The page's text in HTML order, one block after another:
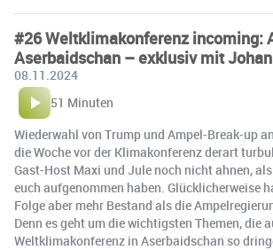
#26 Weltklimakonferenz incoming:
Aserbaidschan – exklusiv mit
08.11.2024
51 Minuten
Wiederwahl von Trump und Ampel-Break-up
die Woche vor der Klimakonferenz derart
Gast-Host Maxi und Jule noch nicht ahnen,
euch aufgenommen haben. Glücklicherweise
Folge aber mehr Bestand als die
Denn es geht um die wichtigsten Themen, die
Weltklimakonferenz in Aserbaidschan so